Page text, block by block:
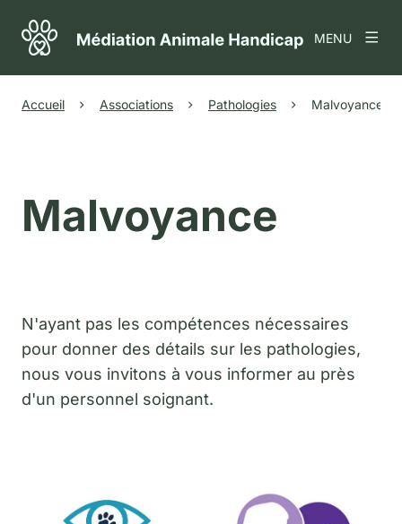
MENU
Accueil Associations Pathologies Malvoyance
Malvoyance
N'ayant pas les compétences nécessaires
pour donner des détails sur les pathologies,
nous vous invitons à vous informer au près
d'un personnel soignant.